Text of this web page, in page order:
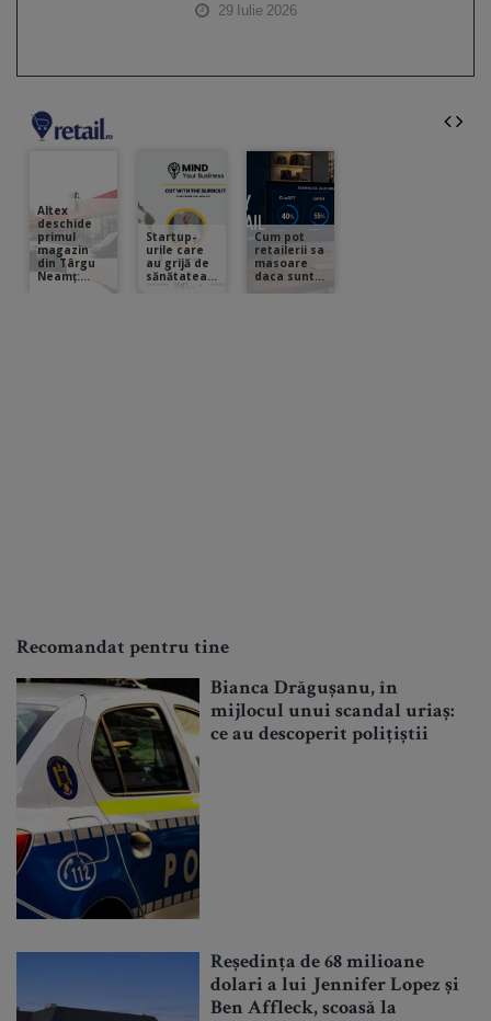
29 Iulie 2026
Recomandat pentru tine
Bianca Drăgușanu, în
mijlocul unui scandal uriaș:
ce au descoperit polițiștii
Reședința de 68 milioane
dolari a lui Jennifer Lopez și
Ben Affleck, scoasă la